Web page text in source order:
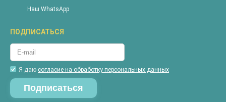
Комбинезоны
Майки
Пижамы
Футболки
Халаты
Шорты
Наши магазины
Акции
Контакты
Гарантия
Вопросы и ответы
Таблица размеров соответствия
Наш WhatsApp
ПОДПИСАТЬСЯ
Я даю согласие на обработку персональных данных